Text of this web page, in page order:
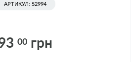
АРТИКУЛ: 52994
00 грн